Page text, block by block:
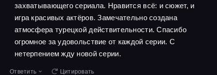
захватывающего сериала. Нравится всё: и сюжет, и
игра красивых актёров. Замечательно создана
атмосфера турецкой действительности. Спасибо
огромное за удовольствие от каждой серии. С
нетерпением жду новой серии.
Ответить Цитировать